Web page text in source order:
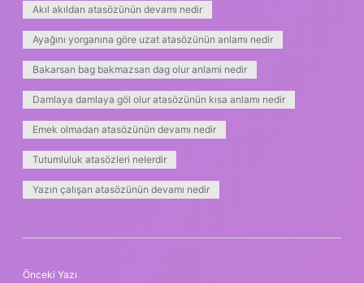
Akıl akıldan atasözünün devamı nedir
Ayağını yorganına göre uzat atasözünün anlamı nedir
Bakarsan bag bakmazsan dag olur anlami nedir
Damlaya damlaya göl olur atasözünün kısa anlamı nedir
Emek olmadan atasözünün devamı nedir
Tutumluluk atasözleri nelerdir
Yazın çalışan atasözünün devamı nedir
Önceki Yazı